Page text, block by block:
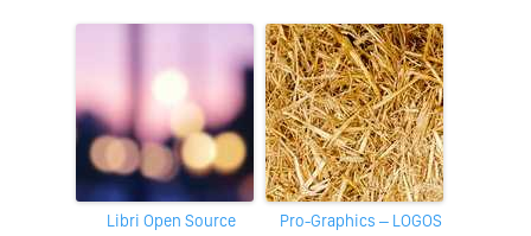
Libri Open Source Pro-Graphics – LOGOS